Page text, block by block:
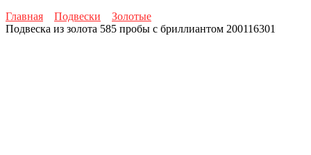
Главная
Подвески
Золотые
Подвеска из золота 585 пробы с бриллиантом 200116301